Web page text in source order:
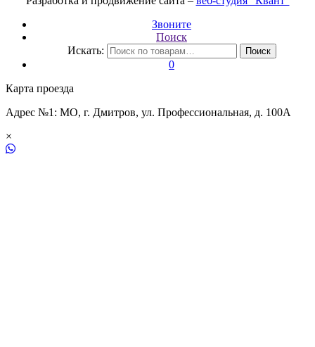
Звоните
Поиск
Искать:
Поиск
0
Карта проезда
Адрес №1: МО, г. Дмитров, ул. Профессиональная, д. 100А
×